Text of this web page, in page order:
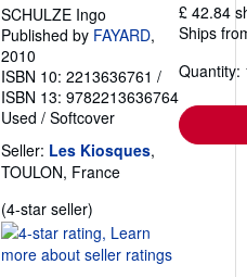
SCHULZE Ingo
Published by FAYARD,
2010
ISBN 10: 2213636761 /
ISBN 13: 9782213636764
Used / Softcover
Seller: Les Kiosques,
TOULON, France
(4-star seller)
rating
4
£ 42.84
Ships
Quantity: